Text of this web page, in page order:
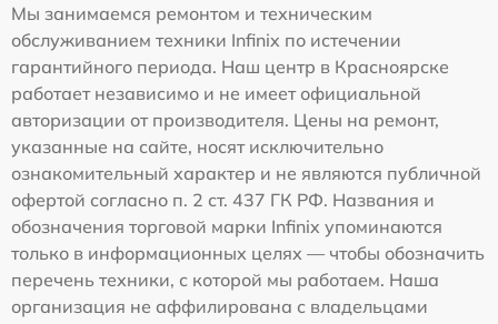
Мы занимаемся ремонтом и техническим
обслуживанием техники Infinix по истечении
гарантийного периода. Наш центр в Красноярске
работает независимо и не имеет официальной
авторизации от производителя. Цены на ремонт,
указанные на сайте, носят исключительно
ознакомительный характер и не являются публичной
офертой согласно п. 2 ст. 437 ГК РФ. Названия и
обозначения торговой марки Infinix упоминаются
только в информационных целях — чтобы обозначить
перечень техники, с которой мы работаем. Наша
организация не аффилирована с владельцами